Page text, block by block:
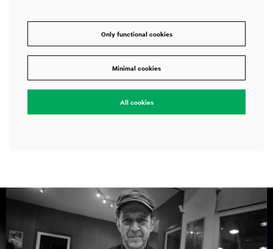
Only functional cookies
Minimal cookies
All cookies